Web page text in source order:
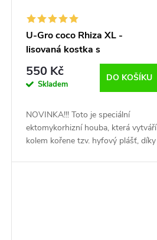
U-Gro coco Rhiza XL -
lisovaná kostka s
trichodermou - 70 L
550 Kč
Skladem
DO KOŠÍKU
NOVINKA!!! Toto je speciální
ektomykorhizní houba, která vytváří
kolem kořene tzv. hyfový plášť, díky